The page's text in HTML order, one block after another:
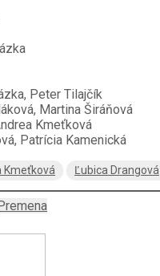
Peter Tilajčík
Martina Širáňová
Kmeťková
Patrícia Kamenická
Kmeťková Ľubica Drangová
Premena